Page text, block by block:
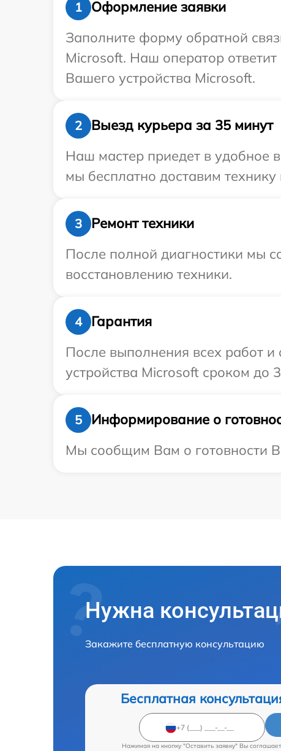
1
Оформление заявки
Заполните форму обратной
Microsoft. Наш оператор
Вашего устройства Microsoft.
2
Выезд курьера за 35 минут
Наш мастер приедет в удобное
мы бесплатно доставим
3
Ремонт техники
После полной диагностики мы
восстановлению техники.
4
Гарантия
После выполнения всех работ
устройства Microsoft сроком до 3
5
Информирование о
Мы сообщим Вам о готовности
Нужна
Закажите бесплатную консультацию
Бесплатная
Нажимая на кнопку "Оставить заявку" Вы